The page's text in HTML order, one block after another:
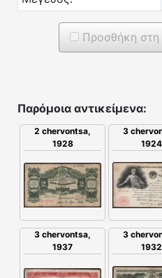
Προσθήκη στη
Παρόμοια αντικείμενα:
2 chervontsa,
1928
3
1924
3 chervontsa,
1937
3
1932